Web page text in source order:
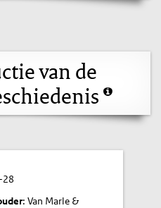
van de
: Van Marle &